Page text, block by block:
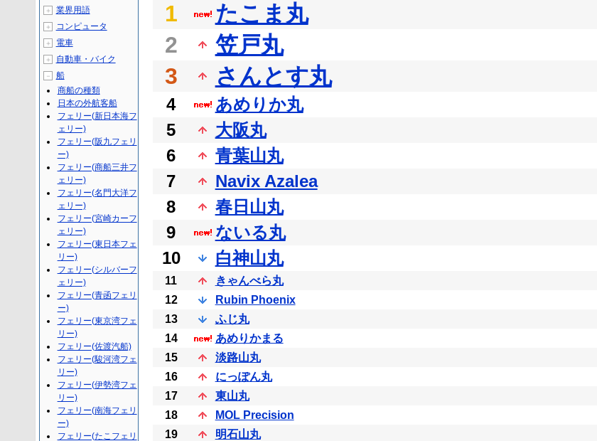
1
たこま丸
2
笠戸丸
3
さんとす丸
4
あめりか丸
5
大阪丸
6
青葉山丸
7
Navix Azalea
8
春日山丸
9
ないる丸
10
白神山丸
11
きゃんべら丸
12
Rubin Phoenix
13
ふじ丸
14
あめりかまる
15
淡路山丸
16
にっぽん丸
17
東山丸
18
MOL Precision
19
明石山丸
＋ 業界用語
＋ コンピュータ
＋ 電車
＋ 自動車・バイク
－
船
商船の種類
日本の外航客船
フェリー(新日本海フ
ェリー)
フェリー(阪九フェリ
ー)
フェリー(商船三井フ
ェリー)
フェリー(名門大洋フ
ェリー)
フェリー(宮崎カーフ
ェリー)
フェリー(東日本フェ
リー)
フェリー(シルバーフ
ェリー)
フェリー(青函フェリ
ー)
フェリー(東京湾フェ
リー)
フェリー(佐渡汽船)
フェリー(駿河湾フェ
リー)
フェリー(伊勢湾フェ
リー)
フェリー(南海フェリ
ー)
フェリー(たこフェリ